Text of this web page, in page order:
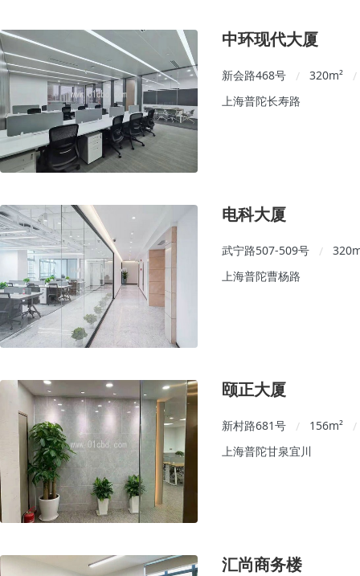
中环现代大厦
新会路468号 / 320m²
/
上海普陀长寿路
电科大厦
武宁路507-509号 / 320
上海普陀曹杨路
颐正大厦
新村路681号 / 156m²
/
上海普陀甘泉宜川
汇尚商务楼